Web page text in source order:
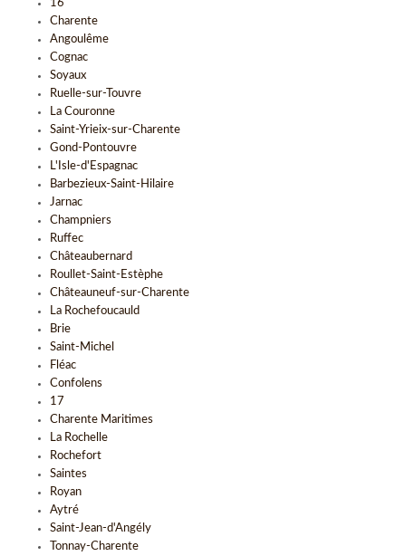
16
Charente
Angoulême
Cognac
Soyaux
Ruelle-sur-Touvre
La Couronne
Saint-Yrieix-sur-Charente
Gond-Pontouvre
L'Isle-d'Espagnac
Barbezieux-Saint-Hilaire
Jarnac
Champniers
Ruffec
Châteaubernard
Roullet-Saint-Estèphe
Châteauneuf-sur-Charente
La Rochefoucauld
Brie
Saint-Michel
Fléac
Confolens
17
Charente Maritimes
La Rochelle
Rochefort
Saintes
Royan
Aytré
Saint-Jean-d'Angély
Tonnay-Charente